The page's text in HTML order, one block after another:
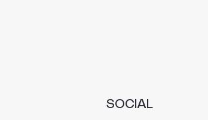
SOCIAL